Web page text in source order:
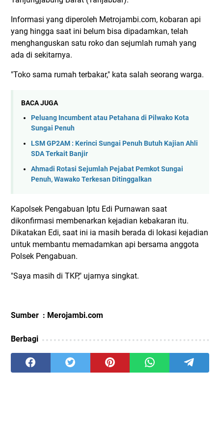
Informasi yang diperoleh Metrojambi.com, kobaran api
yang hingga saat ini belum bisa dipadamkan, telah
menghanguskan satu roko dan sejumlah rumah yang
ada di sekitarnya.
"Toko sama rumah terbakar," kata salah seorang warga.
BACA JUGA
Peluang Incumbent atau Petahana di Pilwako Kota
Sungai Penuh
LSM GP2AM : Kerinci Sungai Penuh Butuh Kajian Ahli
SDA Terkait Banjir
Ahmadi Rotasi Sejumlah Pejabat Pemkot Sungai
Penuh, Wawako Terkesan Ditinggalkan
Kapolsek Pengabuan Iptu Edi Purnawan saat
dikonfirmasi membenarkan kejadian kebakaran itu.
Dikatakan Edi, saat ini ia masih berada di lokasi kejadian
untuk membantu memadamkan api bersama anggota
Polsek Pengabuan.
"Saya masih di TKP," ujarnya singkat.
Sumber : Merojambi.com
Berbagi